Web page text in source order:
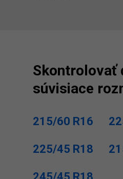
Skontrolovať
súvisiace
215/60 R16
225/45 R18